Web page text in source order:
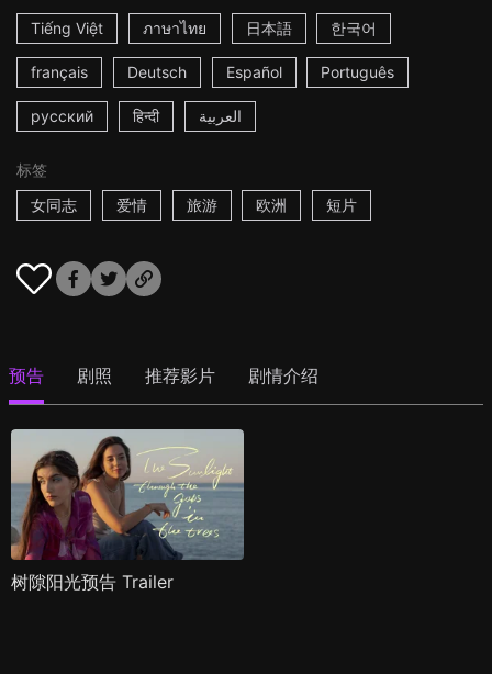
Tiếng Việt ภาษาไทย 日本語 한국어
français Deutsch Español Português
русский हिन्दी العربية
标签
女同志
爱情 旅游 欧洲 短片
预告 剧照 推荐影片 剧情介绍
树隙阳光预告 Trailer